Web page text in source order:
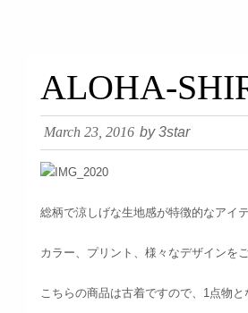
ALOHA-
March 23, 2016 by 3star
総柄で涼しげな生地感が特徴的なアイテ
カラー、プリント、様々なデザインを
こちらの商品は古着ですので、1点物と